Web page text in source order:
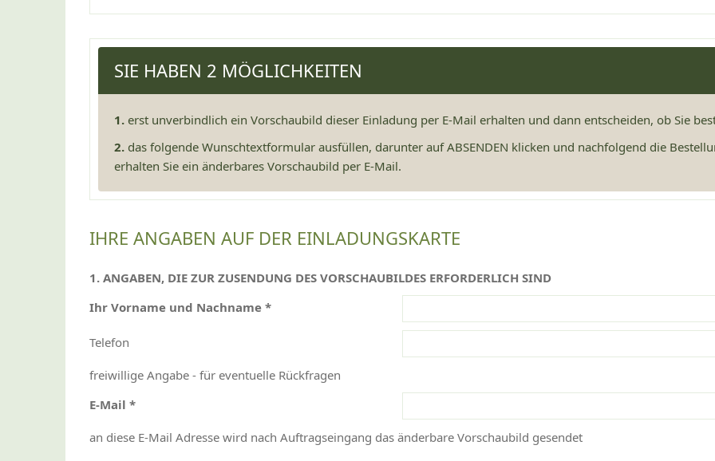
SIE HABEN 2 MÖGLICHKEITEN
1. erst unverbindlich ein Vorschaubild dieser Einladung per E-Mail erhalten und dann entscheiden, ob Sie
2. das folgende Wunschtextformular ausfüllen, darunter auf ABSENDEN klicken und nachfolgend die
erhalten Sie ein änderbares Vorschaubild per E-Mail.
IHRE ANGABEN AUF DER EINLADUNGSKARTE
1. ANGABEN, DIE ZUR ZUSENDUNG DES VORSCHAUBILDES ERFORDERLICH SIND
Ihr Vorname und Nachname *
Telefon
freiwillige Angabe - für eventuelle Rückfragen
E-Mail *
an diese E-Mail Adresse wird nach Auftragseingang das änderbare Vorschaubild gesendet